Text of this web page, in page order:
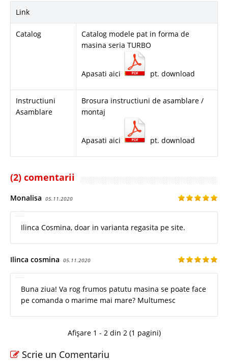
Link
Catalog
Catalog modele pat in forma de
masina seria TURBO
Apasati aici pt. download
Instructiuni
Asamblare
Brosura instructiuni de asamblare /
montaj
Apasati aici pt. download
(2) comentarii
Monalisa 05.11.2020
Ilinca Cosmina, doar in varianta regasita pe site.
Ilinca cosmina 05.11.2020
Buna ziua! Va rog frumos patutu masina se poate face
pe comanda o marime mai mare? Multumesc
Afișare 1 - 2 din 2 (1 pagini)
Scrie un Comentariu